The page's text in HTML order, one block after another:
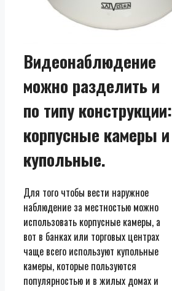
Видеонаблюдение
можно разделить и
по типу конструкции:
корпусные камеры и
купольные.
Для того чтобы вести наружное
наблюдение за местностью можно
использовать корпусные камеры, а
вот в банках или торговых центрах
чаще всего используют купольные
камеры, которые пользуются
популярностью и в жилых домах и